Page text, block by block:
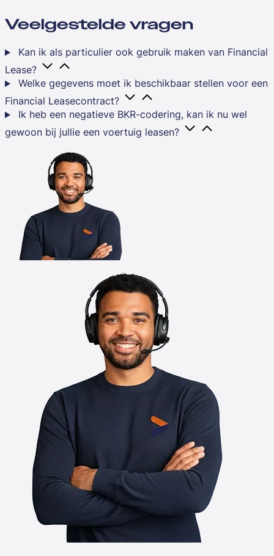
Veelgestelde vragen
Kan ik als particulier ook gebruik maken van Financial
Lease?
Welke gegevens moet ik beschikbaar stellen voor een
Financial Leasecontract?
Ik heb een negatieve BKR-codering, kan ik nu wel
gewoon bij jullie een voertuig leasen?